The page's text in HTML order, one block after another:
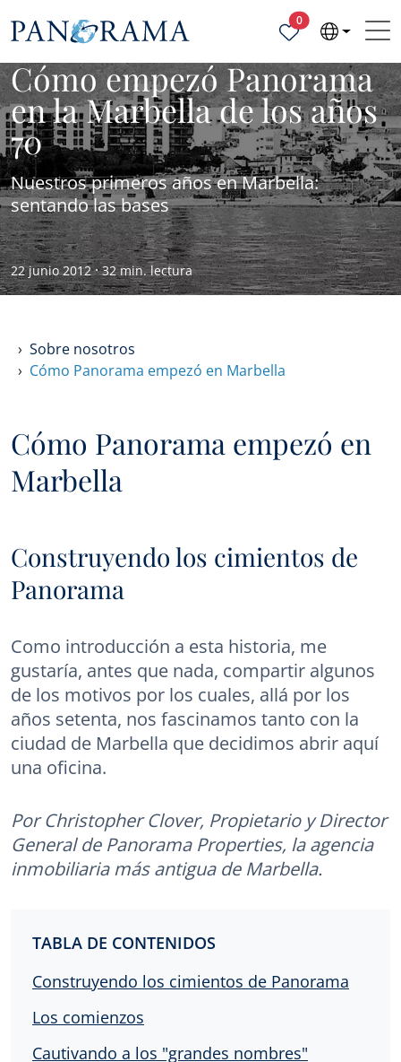
0Propiedades
Cómo empezó Panorama
en la Marbella de los años
70
Nuestros primeros años en Marbella:
sentando las bases
22 junio 2012 · 32 min. lectura
Sobre nosotros
Cómo Panorama empezó en Marbella
Cómo Panorama empezó en
Marbella
Construyendo los cimientos de
Panorama
Como introducción a esta historia, me
gustaría, antes que nada, compartir algunos
de los motivos por los cuales, allá por los
años setenta, nos fascinamos tanto con la
ciudad de Marbella que decidimos abrir aquí
una oficina.
Por Christopher Clover, Propietario y Director
General de Panorama Properties, la agencia
inmobiliaria más antigua de Marbella.
TABLA DE CONTENIDOS
Construyendo los cimientos de Panorama
Los comienzos
Cautivando a los "grandes nombres"